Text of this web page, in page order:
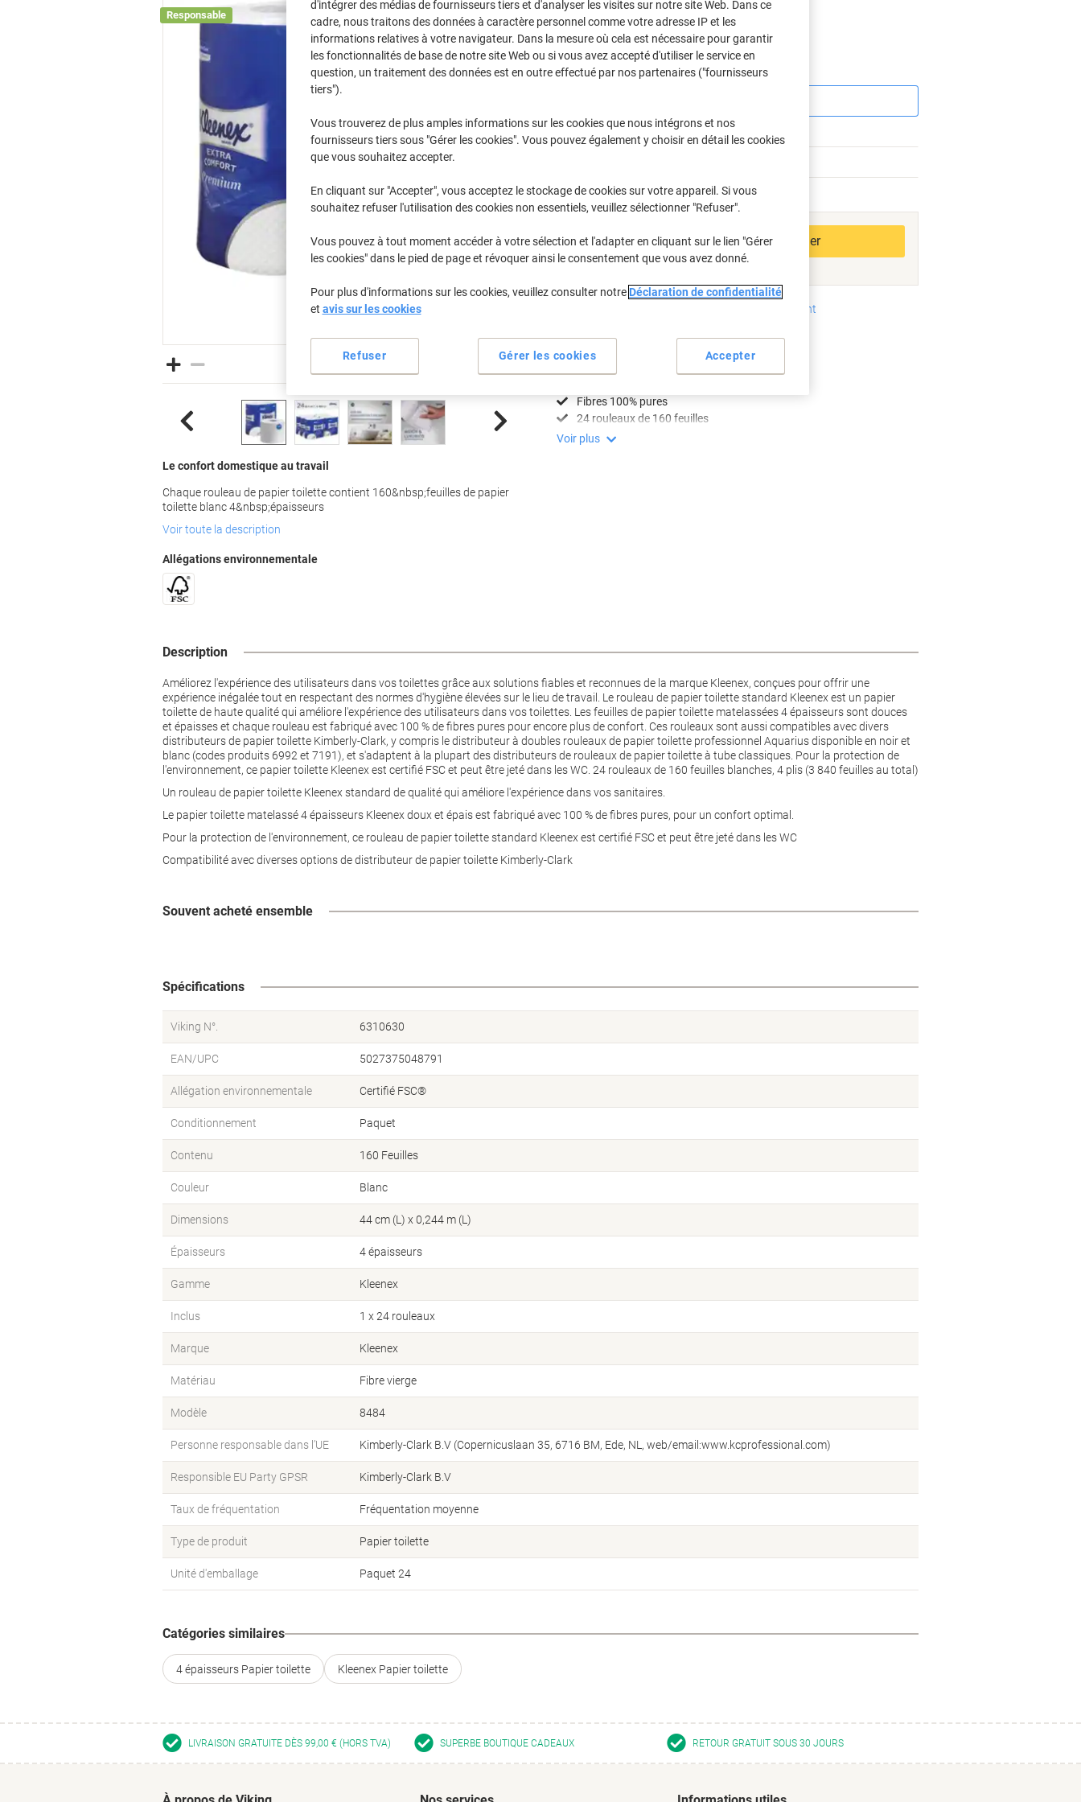
Responsable
Le confort domestique au travail
Chaque rouleau de papier toilette contient 160&nbsp;feuilles de papier
toilette blanc 4&nbsp;épaisseurs
Voir toute la description
Allégations environnementale
€30,99 À partir de 4 Paquets
Quantité TVA excl.
2-3Paquets €32,79 -4%
Livraison 2-3 jours ouvrables
Ajouter au panier
Ajouter à une liste
Moyens de paiement
Fibres 100% pures
24 rouleaux de 160 feuilles
Voir plus
Description
Améliorez l'expérience des utilisateurs dans vos toilettes grâce aux solutions fiables et reconnues de la marque Kleenex, conçues pour offrir une
expérience inégalée tout en respectant des normes d'hygiène élevées sur le lieu de travail. Le rouleau de papier toilette standard Kleenex est un papier
toilette de haute qualité qui améliore l'expérience des utilisateurs dans vos toilettes. Les feuilles de papier toilette matelassées 4 épaisseurs sont douces
et épaisses et chaque rouleau est fabriqué avec 100 % de fibres pures pour encore plus de confort. Ces rouleaux sont aussi compatibles avec divers
distributeurs de papier toilette Kimberly-Clark, y compris le distributeur à doubles rouleaux de papier toilette professionnel Aquarius disponible en noir et
blanc (codes produits 6992 et 7191), et s'adaptent à la plupart des distributeurs de rouleaux de papier toilette à tube classiques. Pour la protection de
l'environnement, ce papier toilette Kleenex est certifié FSC et peut être jeté dans les WC. 24 rouleaux de 160 feuilles blanches, 4 plis (3 840 feuilles au total)
Un rouleau de papier toilette Kleenex standard de qualité qui améliore l'expérience dans vos sanitaires.
Le papier toilette matelassé 4 épaisseurs Kleenex doux et épais est fabriqué avec 100 % de fibres pures, pour un confort optimal.
Pour la protection de l'environnement, ce rouleau de papier toilette standard Kleenex est certifié FSC et peut être jeté dans les WC
Compatibilité avec diverses options de distributeur de papier toilette Kimberly-Clark
Souvent acheté ensemble
Spécifications
Viking N°. 6310630
EAN/UPC 5027375048791
Allégation environnementale Certifié FSC®
Conditionnement Paquet
Contenu 160 Feuilles
Couleur Blanc
Dimensions 44 cm (L) x 0,244 m (L)
Épaisseurs 4 épaisseurs
Gamme Kleenex
Inclus 1 x 24 rouleaux
Marque Kleenex
Matériau Fibre vierge
Modèle 8484
Personne responsable dans l’UE Kimberly-Clark B.V (Copernicuslaan 35, 6716 BM, Ede, NL, web/email:www.kcprofessional.com)
Responsible EU Party GPSR Kimberly-Clark B.V
Taux de fréquentation Fréquentation moyenne
Type de produit Papier toilette
Unité d'emballage Paquet 24
Catégories similaires
4 épaisseurs Papier toilette Kleenex Papier toilette
LIVRAISON GRATUITE DÈS 99,00 € (HORS TVA) SUPERBE BOUTIQUE CADEAUX RETOUR GRATUIT SOUS 30 JOURS
d'intégrer des médias de fournisseurs tiers et d'analyser les visites sur notre site Web. Dans ce
cadre, nous traitons des données à caractère personnel comme votre adresse IP et les
informations relatives à votre navigateur. Dans la mesure où cela est nécessaire pour garantir
les fonctionnalités de base de notre site Web ou si vous avez accepté d'utiliser le service en
question, un traitement des données est en outre effectué par nos partenaires ("fournisseurs
tiers").
Vous trouverez de plus amples informations sur les cookies que nous intégrons et nos
fournisseurs tiers sous "Gérer les cookies". Vous pouvez également y choisir en détail les cookies
que vous souhaitez accepter.
En cliquant sur "Accepter", vous acceptez le stockage de cookies sur votre appareil. Si vous
souhaitez refuser l'utilisation des cookies non essentiels, veuillez sélectionner "Refuser".
Vous pouvez à tout moment accéder à votre sélection et l'adapter en cliquant sur le lien "Gérer
les cookies" dans le pied de page et révoquer ainsi le consentement que vous avez donné.
Pour plus d'informations sur les cookies, veuillez consulter notre Déclaration de confidentialité
et avis sur les cookies
Gérer les cookies
Refuser Accepter